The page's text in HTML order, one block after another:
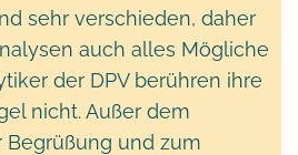
sehr verschieden, daher
auch alles Mögliche
der DPV berühren ihre
nicht. Außer dem
und zum